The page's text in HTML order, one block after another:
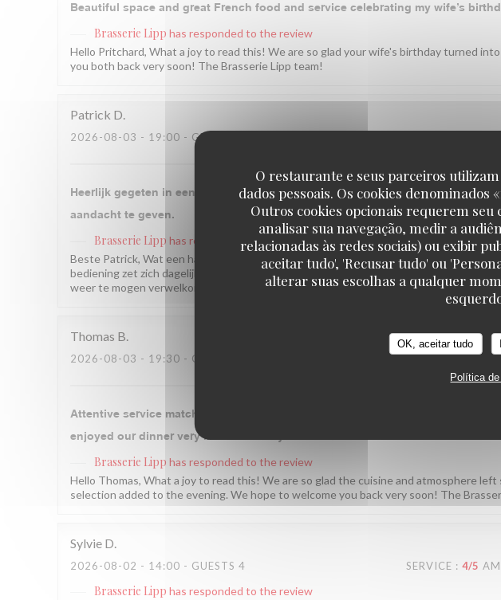
O restaurante e seus parceiros
dados pessoais. Os cookies
Outros cookies opcionais requerem seu
analisar sua navegação, medir a
relacionadas às redes sociais) ou exibir
aceitar tudo', 'Recusar tudo' ou
alterar suas escolhas a qualquer
OK, aceitar tudo
Política
Beautiful space and great French food and service celebrating my wife’s
Brasserie Lipp has responded to the review
Hello Pritchard, What a joy to read this! We are so glad your wife's birthday turned
you both back very soon! The Brasserie Lipp team!
Patrick D
2026-08-03 - 19:00 - GUESTS 2
Heerlijk gegeten in een mooie Franse ambiance Super bediening die er echt
aandacht te geven.
Brasserie Lipp has responded to the review
Beste Patrick, Wat een hartverwarmend bericht! Het doet ons enorm deugd te horen
bediening zet zich dagelijks in om elke gast oprecht aandacht te geven, en het is
weer te mogen verwelkomen! Brasserie Lipp
Thomas B
2026-08-03 - 19:30 - GUESTS 2 SERVICE: 5/5
Attentive service matched by traditional cuisine executed at a high level. A
enjoyed our dinner very much! Thank you
Brasserie Lipp has responded to the review
Hello Thomas, What a joy to read this! We are so glad the cuisine and atmosphere
selection added to the evening. We hope to welcome you back very soon! The
Sylvie D
2026-08-02 - 14:00 - GUESTS 4 SERVICE : 4/5
Brasserie Lipp has responded to the review